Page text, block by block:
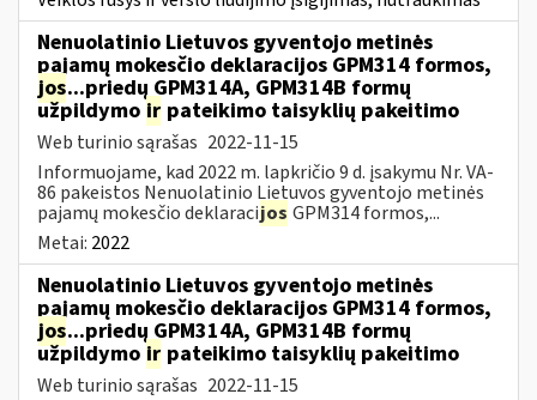
Nenuolatinio Lietuvos gyventojo metinės
pajamų mokesčio deklaracijos GPM314 formos,
jos...priedų GPM314A, GPM314B formų
užpildymo ir pateikimo taisyklių pakeitimo
Web turinio sąrašas 2022-11-15
Informuojame, kad 2022 m. lapkričio 9 d. įsakymu Nr. VA-
86 pakeistos Nenuolatinio Lietuvos gyventojo metinės
pajamų mokesčio deklaracijos GPM314 formos,...
Metai: 2022
Nenuolatinio Lietuvos gyventojo metinės
pajamų mokesčio deklaracijos GPM314 formos,
jos...priedų GPM314A, GPM314B formų
užpildymo ir pateikimo taisyklių pakeitimo
Web turinio sąrašas 2022-11-15